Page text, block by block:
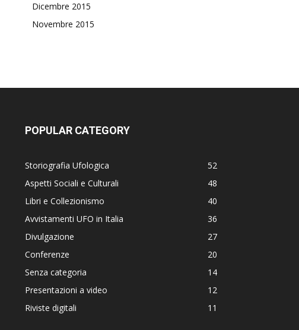
Dicembre 2015
Novembre 2015
POPULAR CATEGORY
Storiografia Ufologica
52
Aspetti Sociali e Culturali
48
Libri e Collezionismo
40
Avvistamenti UFO in Italia
36
Divulgazione
27
Conferenze
20
Senza categoria
14
Presentazioni a video
12
Riviste digitali
11